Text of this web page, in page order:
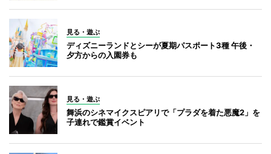
見る・遊ぶ
ディズニーランドとシーが夏期パスポート3種 午後・
夕方からの入園券も
見る・遊ぶ
舞浜のシネマイクスピアリで「プラダを着た悪魔2」を
子連れで鑑賞イベント